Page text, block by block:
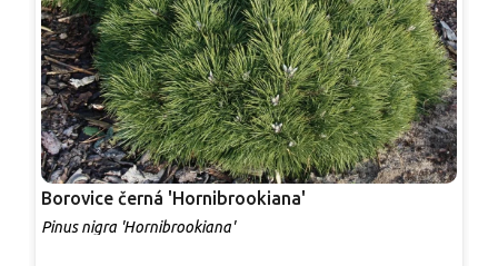
Borovice černá 'Hornibrookiana'
Pinus nigra 'Hornibrookiana'